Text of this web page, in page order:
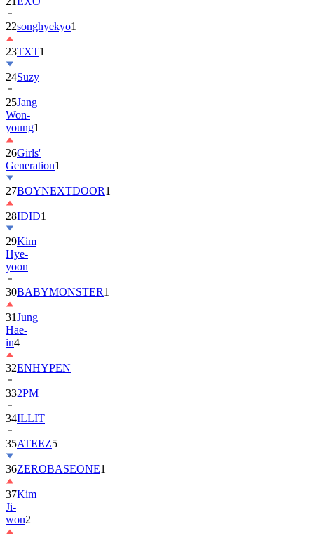
23TXT1
24Suzy
25Jang
Won-
young1
26Girls'
Generation
27BOYNEXTDOOR
28IDID1
29Kim
Hye-
yoon
30BABYMONSTER
31Jung
Hae-
in4
32ENHYPEN
332PM
34ILLIT
35ATEEZ
36ZEROBASEONE
37Kim
Ji-
won2
38KiiiKiii